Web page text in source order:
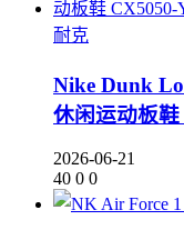
耐克
Nike Dunk
休闲运动板
2026-06-21
40 0 0